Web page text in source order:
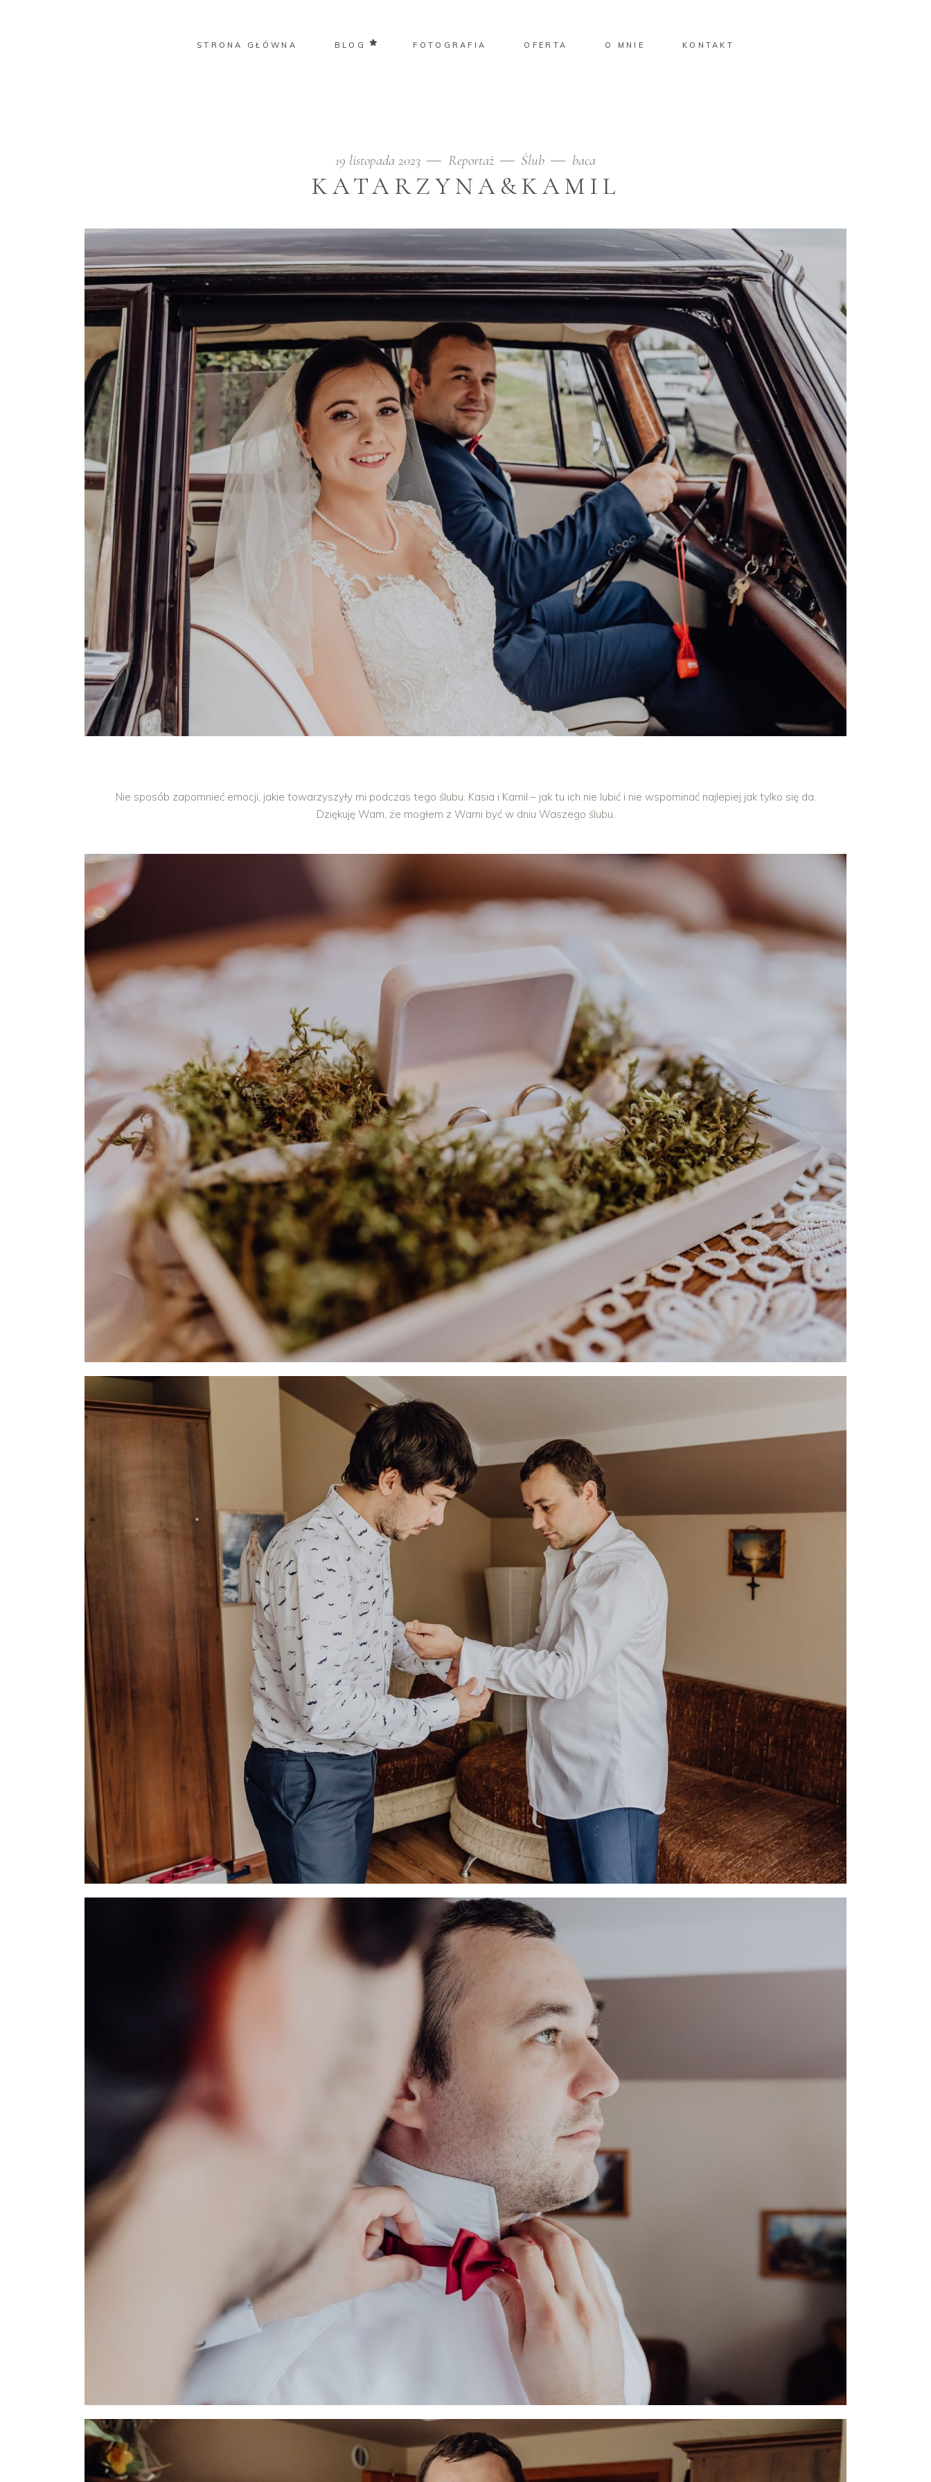
STRONA GŁÓWNA BLOG FOTOGRAFIA OFERTA O MNIE KONTAKT
19 listopada 2023 Reportaż Ślub baca
KATARZYNA&KAMIL
Nie sposób zapomnieć emocji, jakie towarzyszyły mi podczas tego ślubu. Kasia i Kamil – jak tu ich nie lubić i nie wspominać najlepiej jak tylko się da.
Dziękuję Wam, że mogłem z Wami być w dniu Waszego ślubu.